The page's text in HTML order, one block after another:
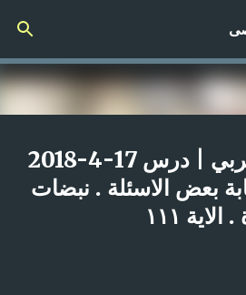
إلى المحتوى الرئيسي
من المسجد
21-4-2025م
الشيخ خالد المغربي | درس 17-4-2018
بعض الاسئلة . نبضات
١١١